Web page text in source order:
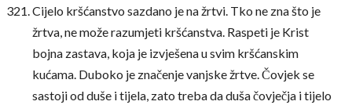
Cijelo kršćanstvo sazdano je na žrtvi. Tko ne zna što je
žrtva, ne može razumjeti kršćanstva. Raspeti je Krist
bojna zastava, koja je izvješena u svim kršćanskim
kućama. Duboko je značenje vanjske žrtve. Čovjek se
sastoji od duše i tijela, zato treba da duša čovječja i tijelo